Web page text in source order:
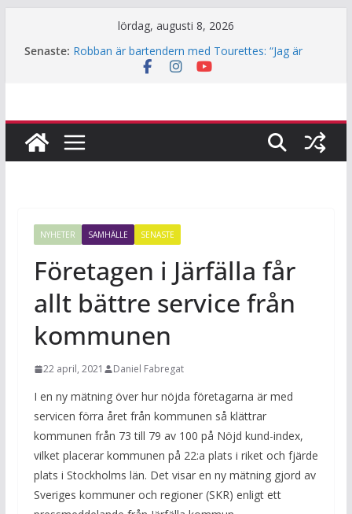
lördag, augusti 8, 2026
Senaste: Robban är bartendern med Tourettes: “Jag är
också bara människa”
Årets lamm och killingar är här – det här ska du
tänka på innan du klappar dem
Häng med när JiF:s reporter testar parkour
NYHETER SAMHÄLLE SENASTE
Företagen i Järfälla får
allt bättre service från
kommunen
22 april, 2021 Daniel Fabregat
I en ny mätning över hur nöjda företagarna är med
servicen förra året från kommunen så klättrar
kommunen från 73 till 79 av 100 på Nöjd kund-index,
vilket placerar kommunen på 22:a plats i riket och fjärde
plats i Stockholms län. Det visar en ny mätning gjord av
Sveriges kommuner och regioner (SKR) enligt ett